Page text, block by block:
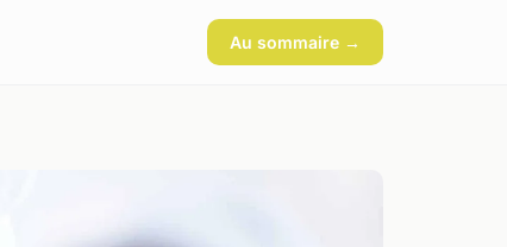
Au sommaire →